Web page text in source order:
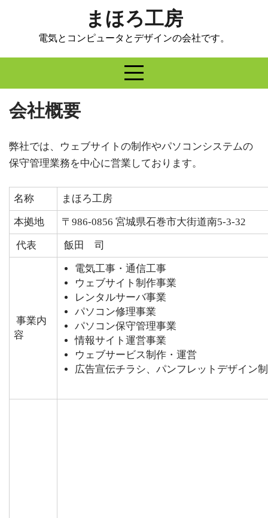
まほろ工房
電気とコンピュータとデザインの会社です。
会社概要
弊社では、ウェブサイトの制作やパソコンシステムの
保守管理業務を中心に営業しております。
名称 まほろ工房
本拠地 〒986-0856 宮城県石巻市大街道南5-3-32
代表 飯田 司
事業内
容
電気工事・通信工事
ウェブサイト制作事業
レンタルサーバ事業
パソコン修理事業
パソコン保守管理事業
情報サイト運営事業
ウェブサービス制作・運営
広告宣伝チラシ、パンフレットデザイン